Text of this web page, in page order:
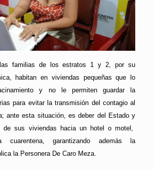
familias de los estratos 1 y 2, por su
habitan en viviendas pequeñas que lo
y no le permiten guardar la
para evitar la transmisión del contagio al
ante esta situación, es deber del Estado y
de sus viviendas hacia un hotel o motel,
garantizando además la
la Personera De Caro Meza.